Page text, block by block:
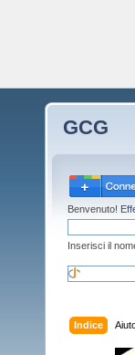
GCG
Benvenuto!
Inserisci il
Indice